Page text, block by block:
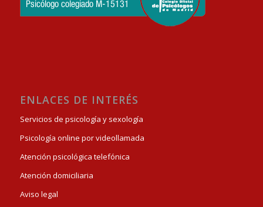
ENLACES DE INTERÉS
Servicios de psicología y sexología
Psicología online por videollamada
Atención psicológica telefónica
Atención domiciliaria
Aviso legal